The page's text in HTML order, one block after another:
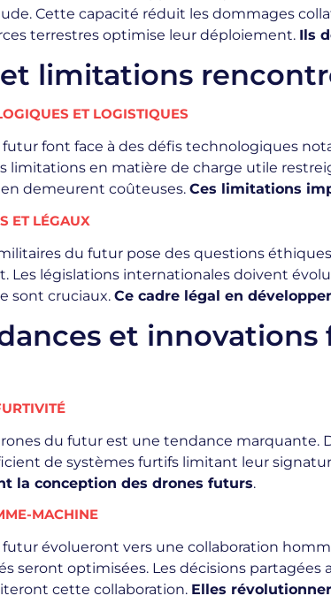
Cette capacité réduit les dommages
terrestres optimise leur déploiement. Ils
limitations
ET LOGISTIQUES
font face à des défis technologiques
limitations en matière de charge utile
demeurent coûteuses. Ces limitations
ET LÉGAUX
du futur pose des questions
Les législations internationales doivent
sont cruciaux. Ce cadre légal en
et
du futur est une tendance
de systèmes furtifs limitant leur
la conception des drones futurs.
MACHINE
évolueront vers une collaboration
seront optimisées. Les décisions
cette collaboration. Elles